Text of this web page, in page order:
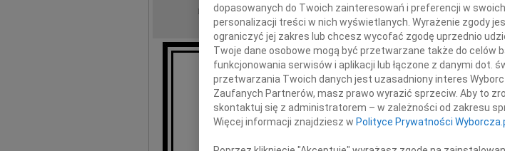
DATA EMISJI: 27.02.2025
Z głębokim żalem zawiadamiamy,
że w dniu 18 lutego 2025 roku zmarł w wieku 96 lat
prof. dr hab.
dopasowanych do Twoich zainteresowań i preferencji w
personalizacji treści w nich wyświetlanych. Wyrażenie zgody
ograniczyć jej zakres lub chcesz wycofać zgodę uprzednio
Twoje dane osobowe mogą być przetwarzane także do celów
funkcjonowania serwisów i aplikacji lub łączone z danymi dot.
przetwarzania Twoich danych jest uzasadniony interes
Zaufanych Partnerów, masz prawo wyrazić sprzeciw. Aby to
skontaktuj się z administratorem – w zależności od zakresu
Więcej informacji znajdziesz w Polityce Prywatności